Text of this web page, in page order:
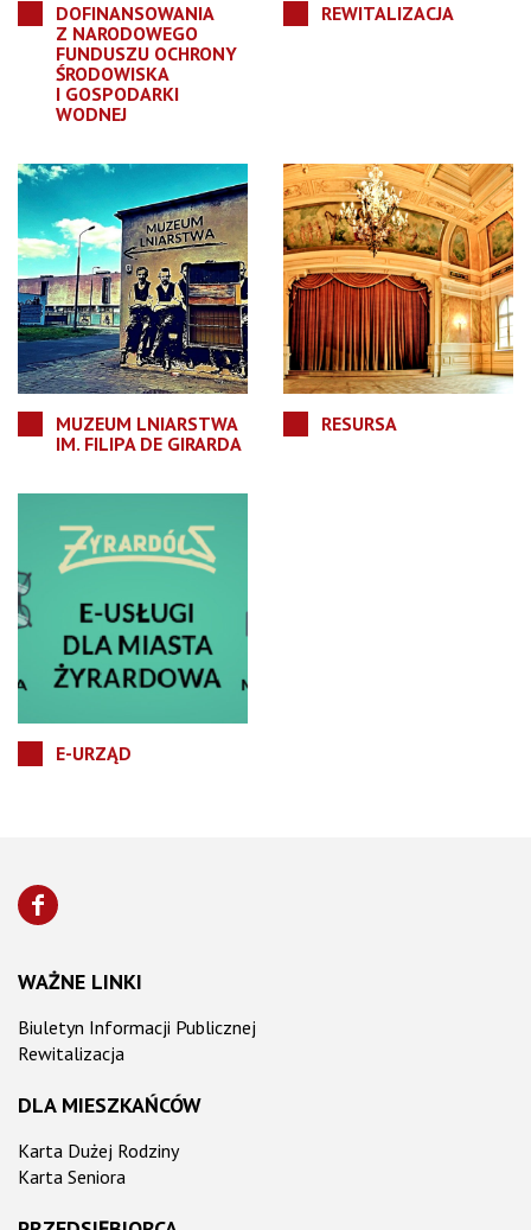
DOFINANSOWANIA
Z NARODOWEGO
FUNDUSZU OCHRONY
ŚRODOWISKA
I GOSPODARKI
WODNEJ
REWITALIZACJA
MUZEUM LNIARSTWA
IM. FILIPA DE GIRARDA
RESURSA
E-URZĄD
WAŻNE LINKI
Biuletyn Informacji Publicznej
Rewitalizacja
DLA MIESZKAŃCÓW
Karta Dużej Rodziny
Karta Seniora